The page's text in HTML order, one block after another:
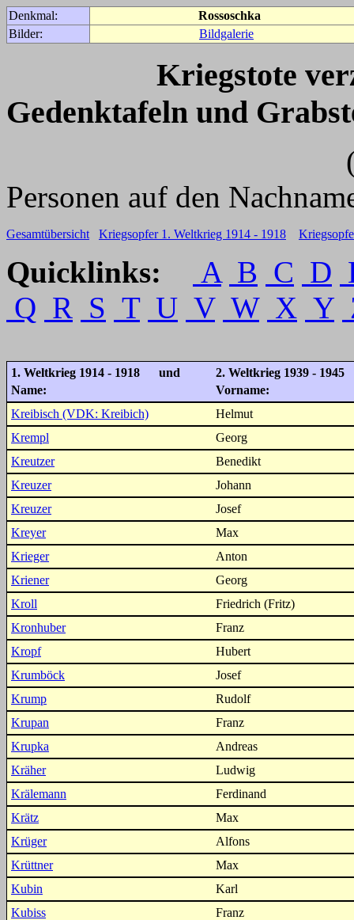
Denkmal:
Rossoschka
Bilder:
Bildgalerie
Kriegstote
Gedenktafeln und
(Für weitere
Personen auf den
Gesamtübersicht Kriegsopfer 1. Weltkrieg 1914 - 1918
Quicklinks: A B C D
Q R S T U V W X Y
1. Weltkrieg 1914 - 1918 und
2. Weltkrieg 1939 - 1945
Name:
Vorname:
Kreibisch (VDK: Kreibich)
Helmut
Krempl
Georg
Kreutzer
Benedikt
Kreuzer
Johann
Kreuzer
Josef
Kreyer
Max
Krieger
Anton
Kriener
Georg
Kroll
Friedrich (Fritz)
Kronhuber
Franz
Kropf
Hubert
Krumböck
Josef
Krump
Rudolf
Krupan
Franz
Krupka
Andreas
Kräher
Ludwig
Krälemann
Ferdinand
Krätz
Max
Krüger
Alfons
Krüttner
Max
Kubin
Karl
Kubiss
Franz